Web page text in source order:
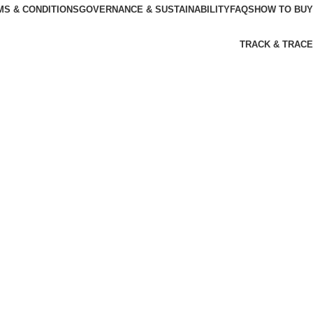
& CONDITIONSGOVERNANCE & SUSTAINABILITYFAQS HOW TO BUY
TRACK & TRACE